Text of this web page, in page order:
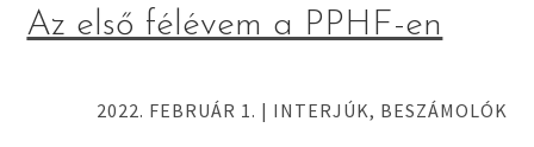
Az első félévem a PPHF-en
2022. FEBRUÁR 1. | INTERJÚK, BESZÁMOLÓK